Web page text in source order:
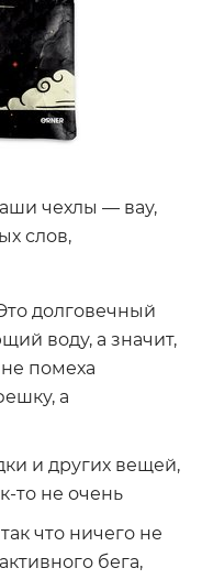
чехлы — вау,
слов,
долговечный
воду, а значит,
помеха
а
и других вещей,
то не очень
что ничего не
бега,